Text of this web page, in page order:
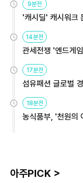
9분전
'캐시딜' 캐시워크
14분전
관세전쟁 '엔드게
용해야
17분전
섬유패션 글로벌
원
18분전
농식품부, '천원의
아주PICK >